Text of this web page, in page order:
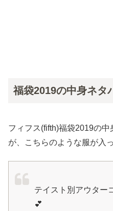
福袋2019の中身ネタ
フィフス(fifth)福袋2019の
が、こちらのような服が入
テイスト別アウター
💕